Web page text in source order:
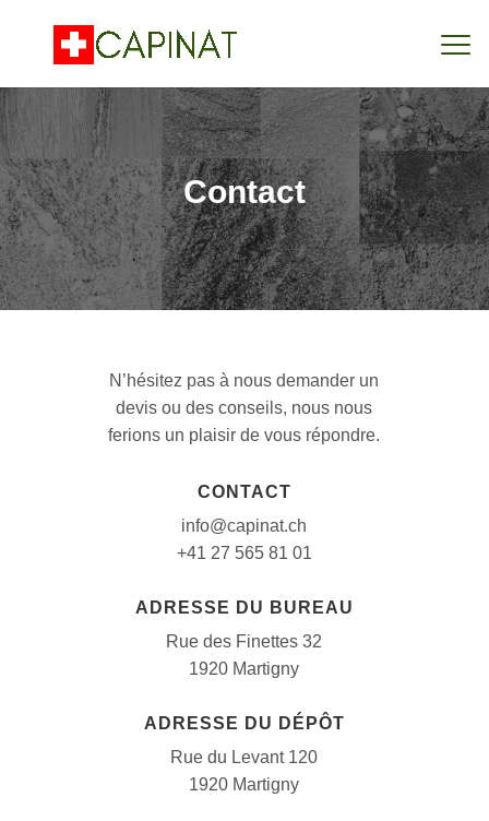
Contact
N’hésitez pas à nous demander un
devis ou des conseils, nous nous
ferions un plaisir de vous répondre.
CONTACT
info@capinat.ch
+41 27 565 81 01
ADRESSE DU BUREAU
Rue des Finettes 32
1920 Martigny
ADRESSE DU DÉPÔT
Rue du Levant 120
1920 Martigny